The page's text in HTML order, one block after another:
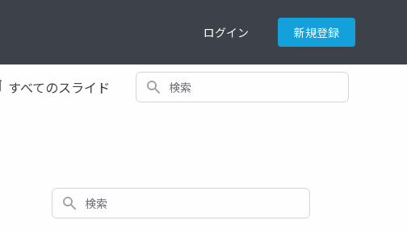
ログイン 新規登録
すべてのスライド 検索
検索